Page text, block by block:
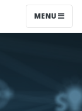
MENU